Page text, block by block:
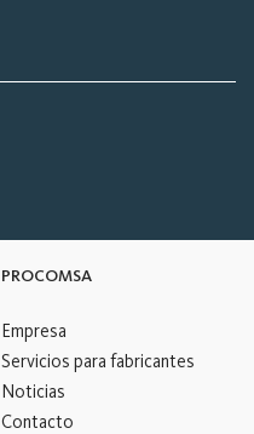
PROCOMSA
Empresa
Servicios para fabricantes
Noticias
Contacto